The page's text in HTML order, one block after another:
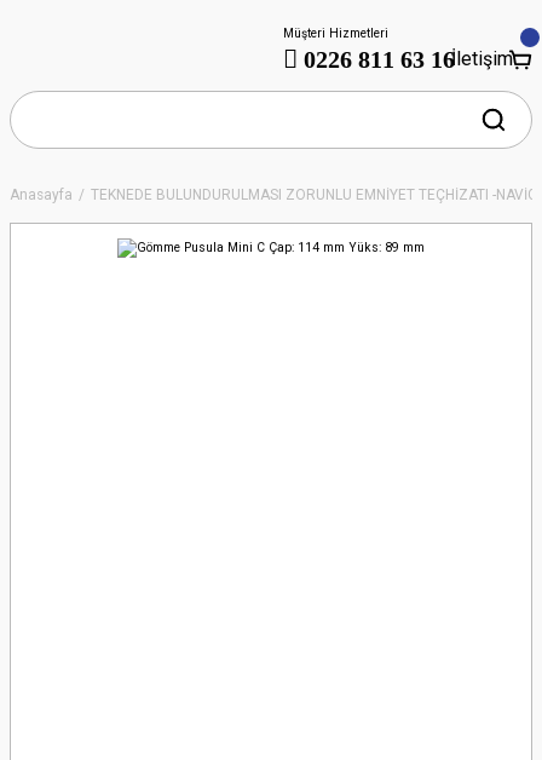
Müşteri Hizmetleri
0226 811 63 16İletişim
Anasayfa TEKNEDE BULUNDURULMASI ZORUNLU EMNİYET TEÇHİZATI -